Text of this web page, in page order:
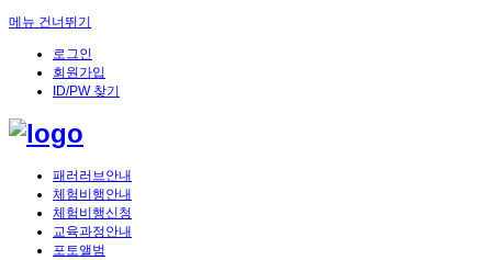
메뉴 건너뛰기
로그인
회원가입
ID/PW 찾기
패러러브안내
체험비행안내
체험비행신청
교육과정안내
포토앨범